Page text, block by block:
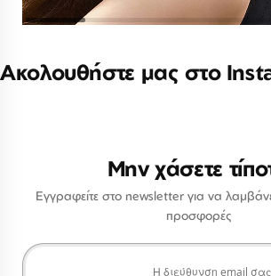
Ακολουθήστε μας στο
Μην χάσετε
Εγγραφείτε στο newsletter για να
προσφορές